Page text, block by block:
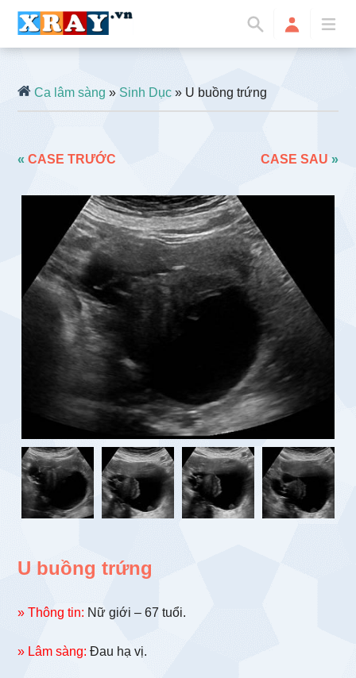
Ca lâm sàng »Sinh Dục » U buồng trứng
«CASE TRƯỚC CASE SAU »
U buồng trứng
» Thông tin: Nữ giới – 67 tuổi.
» Lâm sàng: Đau hạ vị.